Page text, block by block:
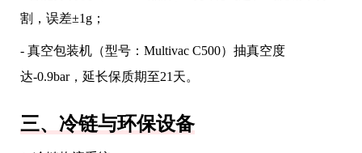
割，误差±1g；
- 真空包装机（型号：Multivac C500）抽真空度
达-0.9bar，延长保质期至21天。
三、冷链与环保设备